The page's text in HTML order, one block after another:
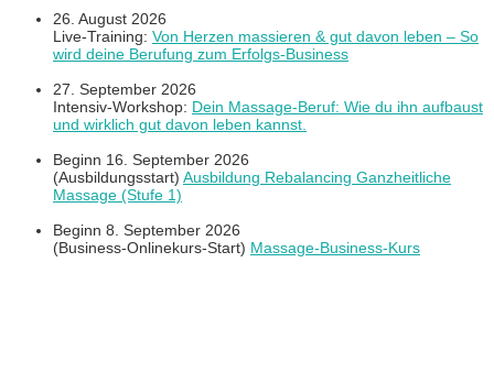
26. August 2026
Live-Training: Von Herzen massieren & gut davon leben – So
wird deine Berufung zum Erfolgs-Business
27. September 2026
Intensiv-Workshop: Dein Massage-Beruf: Wie du ihn aufbaust
und wirklich gut davon leben kannst.
Beginn 16. September 2026
(Ausbildungsstart) Ausbildung Rebalancing Ganzheitliche
Massage (Stufe 1)
Beginn 8. September 2026
(Business-Onlinekurs-Start) Massage-Business-Kurs